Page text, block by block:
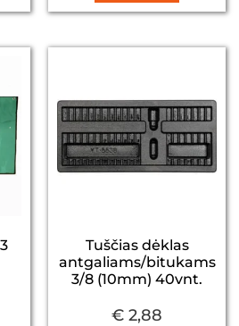
Tuščias dėklas
antgaliams/bitukams
3/8 (10mm) 40vnt.
€ 2,88